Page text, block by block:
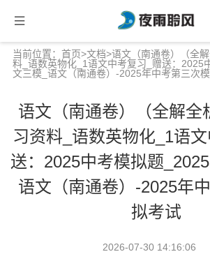
当前位置： 首页>文档>语文（南通卷）（全
料_语数英物化_1语文中考复习_赠送：2025
文三模_语文（南通卷）-2025年中考第三次
语文（南通卷）（全解全
习资料_语数英物化_1语
送：2025中考模拟题_2025
语文（南通卷）-2025年
拟考试
2026-07-30 14:16:06